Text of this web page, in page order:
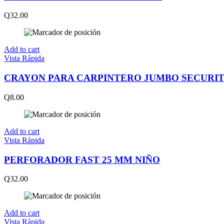
Q32.00
Add to cart
Vista Rápida
CRAYON PARA CARPINTERO JUMBO
Q8.00
Add to cart
Vista Rápida
PERFORADOR FAST 25 MM NIÑO
Q32.00
Add to cart
Vista Rápida